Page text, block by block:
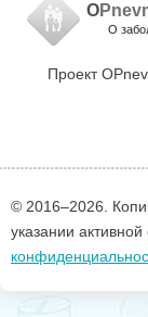
O
О
Проект
© 2016–2026.
указании